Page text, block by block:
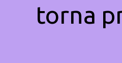
torna